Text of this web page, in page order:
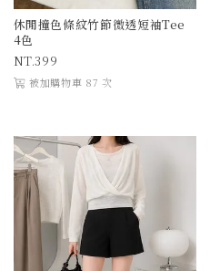
休閒撞色條紋竹節微透短袖Tee
4色
399
被加購物車 87 次